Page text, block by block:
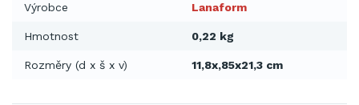
Výrobce Lanaform
Hmotnost 0,22 kg
Rozměry (d x š x v) 11,8x,85x21,3 cm